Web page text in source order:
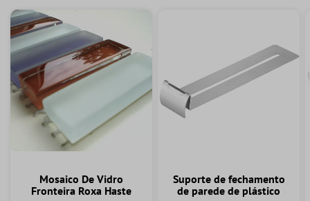
Mosaico De Vidro
Fronteira Roxa Haste
Suporte de fechamento
de parede de plástico